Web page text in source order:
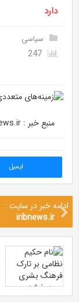
دارد
سیاسی
منبع خبر : iribnews.ir
ایمیل
ادامه خبر در سایت :
iribnews.ir